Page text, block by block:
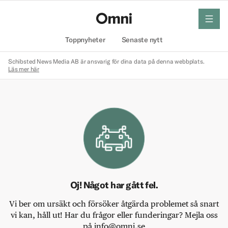
Toppnyheter Senaste nytt
meny
Schibsted News Media AB är ansvarig för dina data på denna webbplats.
Läs mer här
Oj! Något har gått fel.
Vi ber om ursäkt och försöker åtgärda problemet så snart
vi kan, håll ut! Har du frågor eller funderingar? Mejla oss